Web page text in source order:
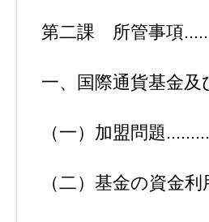
第二課 所管事項
一、国際通貨基金及
（一）加盟問題
（二）基金の資金